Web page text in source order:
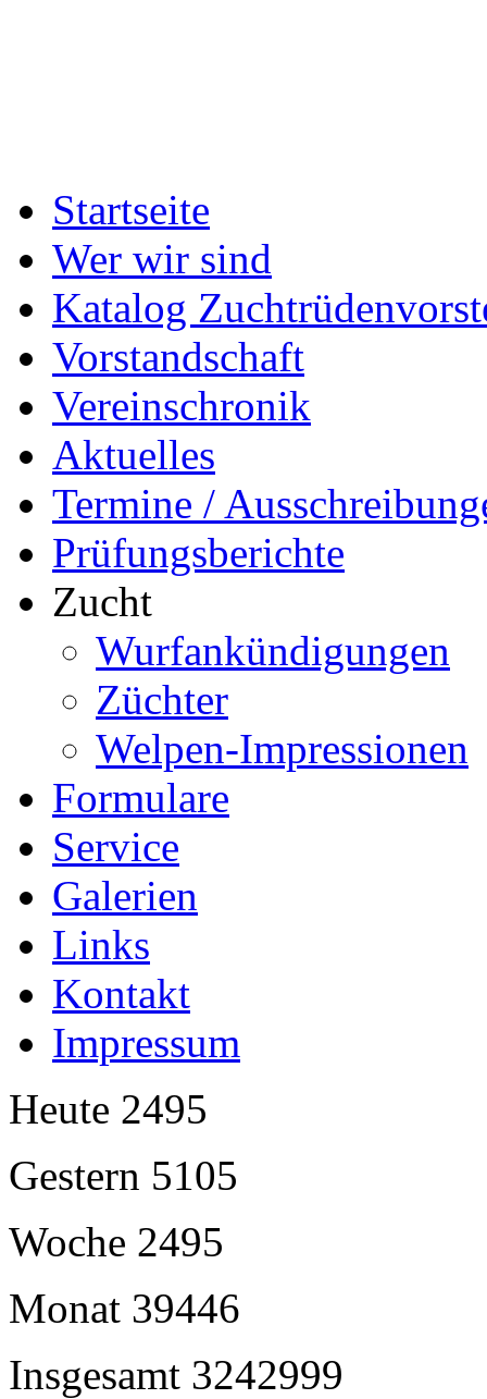
Startseite
Wer wir sind
Katalog
Vorstandschaft
Vereinschronik
Aktuelles
Termine /
Prüfungsberichte
Zucht
Wurfankündigungen
Züchter
Welpen-Impressionen
Formulare
Service
Galerien
Links
Kontakt
Impressum
Heute 2495
Gestern 5105
Woche 2495
Monat 39446
Insgesamt 3242999